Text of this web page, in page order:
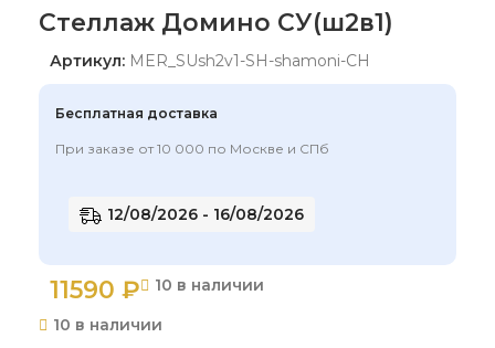
Стеллаж Домино СУ(ш2в1)
Артикул: MER_SUsh2v1-SH-shamoni-CH
Бесплатная доставка
При заказе от 10 000 по Москве и СПб
12/08/2026 - 16/08/2026
11590 ₽
10 в наличии
10 в наличии